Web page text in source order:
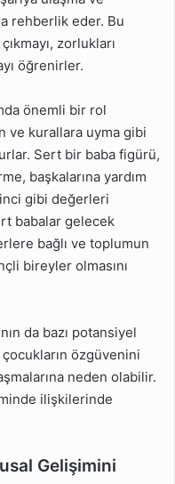
rehberlik eder. Bu
zorlukları
öğrenirler.
önemli bir rol
ve kurallara uyma gibi
Sert bir baba figürü,
başkalarına yardım
gibi değerleri
babalar gelecek
bağlı ve toplumun
bireyler olmasını
da bazı potansiyel
özgüvenini
neden olabilir.
ilişkilerinde
Gelişimini